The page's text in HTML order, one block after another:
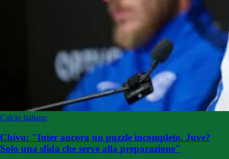
Calcio Italiano
Chivu: "Inter ancora un puzzle incompleto. Juve?
Solo una sfida che serve alla preparazione"